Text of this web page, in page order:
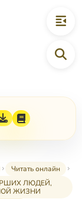
Читать онлайн
ЛЮДЕЙ,
ЖИЗНИ